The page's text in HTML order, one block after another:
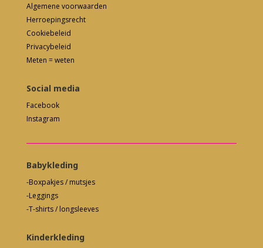
Algemene voorwaarden
Herroepingsrecht
Cookiebeleid
Privacybeleid
Meten = weten
Social media
Facebook
Instagram
Babykleding
-Boxpakjes / mutsjes
-Leggings
-T-shirts / longsleeves
Kinderkleding